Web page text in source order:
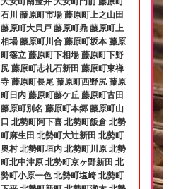
石川 藤原町市場 藤原町上之山田
藤原町大貝戸 藤原町鼎 藤原町上
相場 藤原町川合 藤原町坂本 藤原
町篠立 藤原町下相場 藤原町下野
尻 藤原町志礼石新田 藤原町東禅
寺 藤原町長尾 藤原町西野尻 藤原
町日内 藤原町藤ケ丘 藤原町古田
藤原町別名 藤原町本郷 藤原町山
口 北勢町阿下喜 北勢町飯倉 北勢
町麻生田 北勢町大辻新田 北勢町
奥村 北勢町垣内 北勢町川原 北勢
町北中津原 北勢町京ヶ野新田 北
勢町小原一色 北勢町塩崎 北勢町